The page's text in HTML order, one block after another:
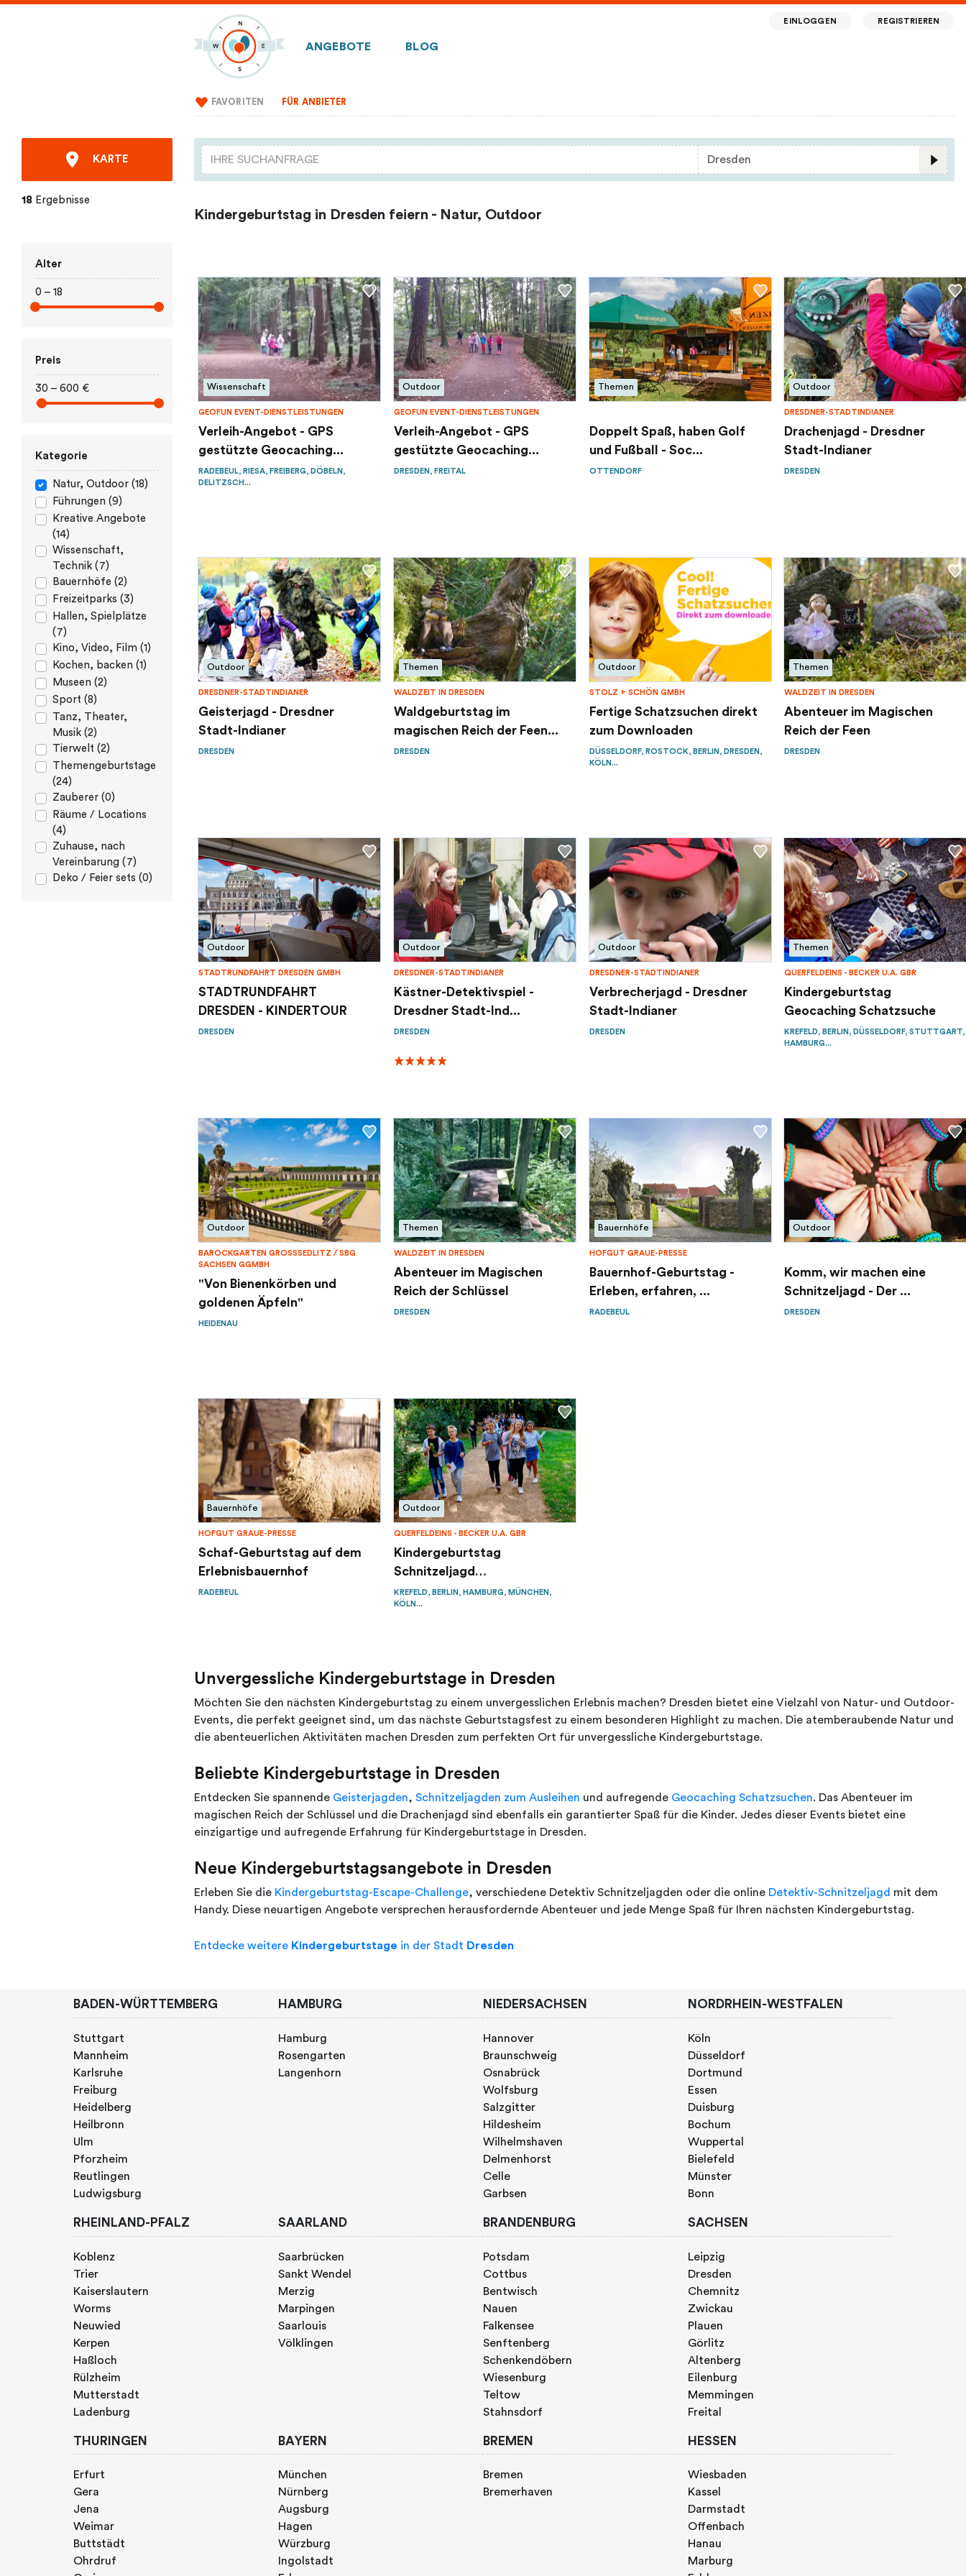
ANGEBOTE BLOG
EINLOGGEN REGISTRIEREN
FAVORITEN FÜR ANBIETER
KARTE
18 Ergebnisse
Alter
0 – 18
Preis
30 – 600 €
Kategorie
Natur, Outdoor (18)
Führungen (9)
Kreative Angebote
(14)
Wissenschaft,
Technik (7)
Bauernhöfe (2)
Freizeitparks (3)
Hallen, Spielplätze
(7)
Kino, Video, Film (1)
Kochen, backen (1)
Museen (2)
Sport (8)
Tanz, Theater,
Musik (2)
Tierwelt (2)
Themengeburtstage
(24)
Zauberer (0)
Räume / Locations
(4)
Zuhause, nach
Vereinbarung (7)
Deko / Feier sets (0)
Kindergeburtstag in Dresden feiern - Natur, Outdoor
Wissenschaft
GEOFUN EVENT-DIENSTLEISTUNGEN
Verleih-Angebot - GPS
gestützte Geocaching...
RADEBEUL, RIESA, FREIBERG, DÖBELN,
DELITZSCH...
Outdoor
GEOFUN EVENT-DIENSTLEISTUNGEN
Verleih-Angebot - GPS
gestützte Geocaching...
DRESDEN, FREITAL
Themen
Doppelt Spaß, haben Golf
und Fußball - Soc...
OTTENDORF
Outdoor
DRESDNER-STADTINDIANER
Drachenjagd - Dresdner
Stadt-Indianer
DRESDEN
Outdoor
DRESDNER-STADTINDIANER
Geisterjagd - Dresdner
Stadt-Indianer
DRESDEN
Themen
WALDZEIT IN DRESDEN
Waldgeburtstag im
magischen Reich der Feen...
DRESDEN
Outdoor
STOLZ + SCHÖN GMBH
Fertige Schatzsuchen direkt
zum Downloaden
DÜSSELDORF, ROSTOCK, BERLIN, DRESDEN,
KÖLN...
Themen
WALDZEIT IN DRESDEN
Abenteuer im Magischen
Reich der Feen
DRESDEN
Outdoor
STADTRUNDFAHRT DRESDEN GMBH
STADTRUNDFAHRT
DRESDEN - KINDERTOUR
DRESDEN
Outdoor
DRESDNER-STADTINDIANER
Kästner-Detektivspiel -
Dresdner Stadt-Ind...
DRESDEN
Outdoor
DRESDNER-STADTINDIANER
Verbrecherjagd - Dresdner
Stadt-Indianer
DRESDEN
Themen
QUERFELDEINS - BECKER U.A. GBR
Kindergeburtstag
Geocaching Schatzsuche
KREFELD, BERLIN, DÜSSELDORF, STUTTGART,
HAMBURG...
Outdoor
BAROCKGARTEN GROSSSEDLITZ / SBG S
ACHSEN GGMBH
"Von Bienenkörben und
goldenen Äpfeln"
HEIDENAU
Themen
WALDZEIT IN DRESDEN
Abenteuer im Magischen
Reich der Schlüssel
DRESDEN
Bauernhöfe
HOFGUT GRAUE-PRESSE
Bauernhof-Geburtstag -
Erleben, erfahren, ...
RADEBEUL
Outdoor
Komm, wir machen eine
Schnitzeljagd - Der ...
DRESDEN
Bauernhöfe
HOFGUT GRAUE-PRESSE
Schaf-Geburtstag auf dem
Erlebnisbauernhof
RADEBEUL
Outdoor
QUERFELDEINS - BECKER U.A. GBR
Kindergeburtstag
Schnitzeljagd
Schatzsuche...
KREFELD, BERLIN, HAMBURG, MÜNCHEN,
KÖLN...
Unvergessliche Kindergeburtstage in Dresden
Möchten Sie den nächsten Kindergeburtstag zu einem unvergesslichen Erlebnis machen? Dresden bietet eine Vielzahl von Natur- und Outdoor-
Events, die perfekt geeignet sind, um das nächste Geburtstagsfest zu einem besonderen Highlight zu machen. Die atemberaubende Natur und
die abenteuerlichen Aktivitäten machen Dresden zum perfekten Ort für unvergessliche Kindergeburtstage.
Beliebte Kindergeburtstage in Dresden
Entdecken Sie spannende Geisterjagden, Schnitzeljagden zum Ausleihen und aufregende Geocaching Schatzsuchen. Das Abenteuer im
magischen Reich der Schlüssel und die Drachenjagd sind ebenfalls ein garantierter Spaß für die Kinder. Jedes dieser Events bietet eine
einzigartige und aufregende Erfahrung für Kindergeburtstage in Dresden.
Neue Kindergeburtstagsangebote in Dresden
Erleben Sie die Kindergeburtstag-Escape-Challenge, verschiedene Detektiv Schnitzeljagden oder die online Detektiv-Schnitzeljagd mit dem
Handy. Diese neuartigen Angebote versprechen herausfordernde Abenteuer und jede Menge Spaß für Ihren nächsten Kindergeburtstag.
Entdecke weitere Kindergeburtstage in der Stadt Dresden
BADEN-WÜRTTEMBERG
Stuttgart
Mannheim
Karlsruhe
Freiburg
Heidelberg
Heilbronn
Ulm
Pforzheim
Reutlingen
Ludwigsburg
HAMBURG
Hamburg
Rosengarten
Langenhorn
NIEDERSACHSEN
Hannover
Braunschweig
Osnabrück
Wolfsburg
Salzgitter
Hildesheim
Wilhelmshaven
Delmenhorst
Celle
Garbsen
NORDRHEIN-WESTFALEN
Köln
Düsseldorf
Dortmund
Essen
Duisburg
Bochum
Wuppertal
Bielefeld
Münster
Bonn
RHEINLAND-PFALZ
Koblenz
Trier
Kaiserslautern
Worms
Neuwied
Kerpen
Haßloch
Rülzheim
Mutterstadt
Ladenburg
SAARLAND
Saarbrücken
Sankt Wendel
Merzig
Marpingen
Saarlouis
Völklingen
BRANDENBURG
Potsdam
Cottbus
Bentwisch
Nauen
Falkensee
Senftenberg
Schenkendöbern
Wiesenburg
Teltow
Stahnsdorf
SACHSEN
Leipzig
Dresden
Chemnitz
Zwickau
Plauen
Görlitz
Altenberg
Eilenburg
Memmingen
Freital
THURINGEN
Erfurt
Gera
Jena
Weimar
Buttstädt
Ohrdruf
BAYERN
München
Nürnberg
Augsburg
Hagen
Würzburg
Ingolstadt
BREMEN
Bremen
Bremerhaven
HESSEN
Wiesbaden
Kassel
Darmstadt
Offenbach
Hanau
Marburg